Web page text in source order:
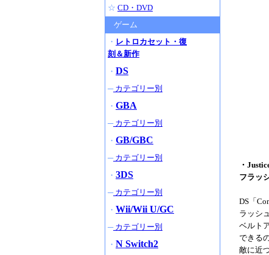
・
フラッ
DS「
ラッシ
ベルト
できる
敵に近
☆ CD・DVD
ゲーム
・ レトロカセット・復
刻＆新作
・ DS
─カテゴリー別
・ GBA
─カテゴリー別
・ GB/GBC
─カテゴリー別
・ 3DS
─カテゴリー別
・ Wii/Wii U/GC
─カテゴリー別
・ N Switch2